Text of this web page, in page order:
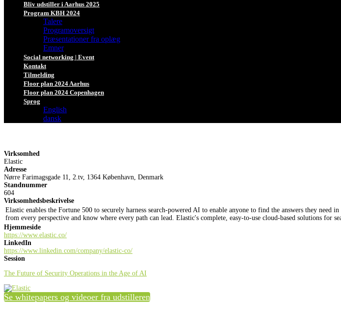
Bliv udstiller i Aarhus 2025
Program KBH 2024
Talere
Programoversigt
Præsentationer fra oplæg
Emner
Social networking | Event
Kontakt
Tilmelding
Floor plan 2024 Aarhus
Floor plan 2024 Copenhagen
Sprog
English
dansk
Virksomhed
Elastic
Adresse
Nørre Farimagsgade 11, 2.tv, 1364 København, Denmark
Standnummer
604
Virksomhedsbeskrivelse
Elastic enables the Fortune 500 to securely harness search-powered AI to enable anyone to find the answers they
from every perspective and know where every path can lead. Elastic's complete, easy-to-use cloud-based solutions for
Hjemmeside
https://www.elastic.co/
LinkedIn
https://www.linkedin.com/company/elastic-co/
Session
The Future of Security Operations in the Age of AI
Se whitepapers og videoer fra udstilleren